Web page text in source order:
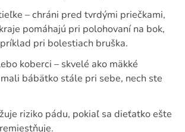
– chráni pred tvrdými priečkami,
pomáhajú pri polohovaní na bok,
pri bolestiach bruška.
koberci – skvelé ako mäkké
bábätko stále pri sebe, nech ste
riziko pádu, pokiaľ sa dieťatko ešte